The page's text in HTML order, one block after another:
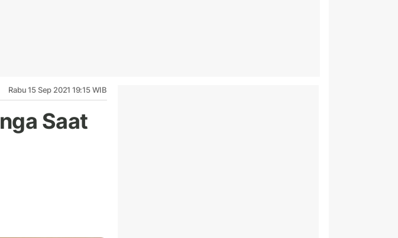
Rabu 15 Sep 2021 19:15 WIB
Saat